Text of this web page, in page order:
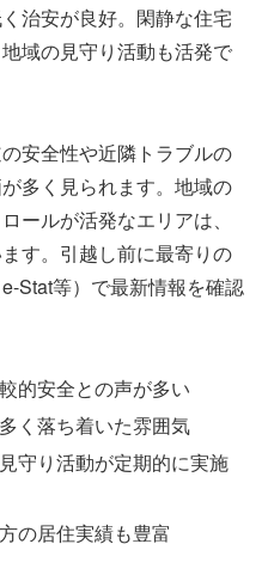
治安が良好。閑静な住宅
域の見守り活動も活発で
安全性や近隣トラブルの
多く見られます。地域の
ールが活発なエリアは、
す。引越し前に最寄りの
Stat等）で最新情報を確認
的安全との声が多い
く落ち着いた雰囲気
守り活動が定期的に実施
の居住実績も豊富